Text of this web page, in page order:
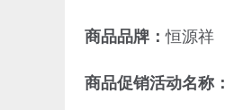
商品品牌：恒源祥
商品促销活动名称：